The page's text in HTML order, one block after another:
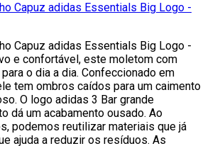
Capuz adidas Essentials Big Logo -
Capuz adidas Essentials Big Logo -
e confortável, este moletom com
o dia a dia. Confeccionado em
tem ombros caídos para um caimento
O logo adidas 3 Bar grande
dá um acabamento ousado. Ao
podemos reutilizar materiais que já
ajuda a reduzir os resíduos. As